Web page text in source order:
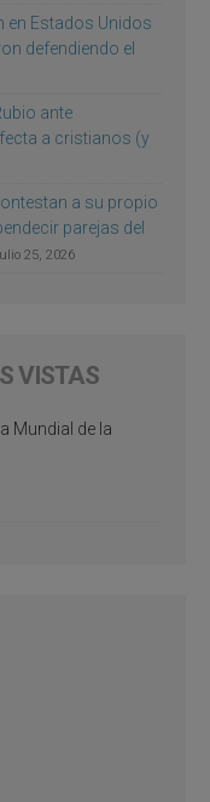
en Estados Unidos
defendiendo el
ante
a cristianos (y
a su propio
parejas del
25, 2026
VISTAS
Mundial de la